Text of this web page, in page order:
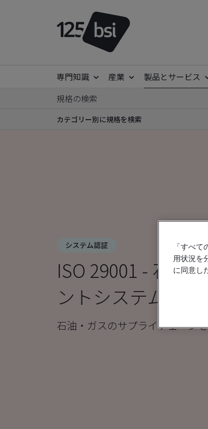
専門知識 産業 製品とサービス
規格の検索
カテゴリー別に規格を検索
システム認証
ISO 29001 - 石油
ントシステム
石油・ガスのサプライチェーン
「すべ
用状況を
に同意し